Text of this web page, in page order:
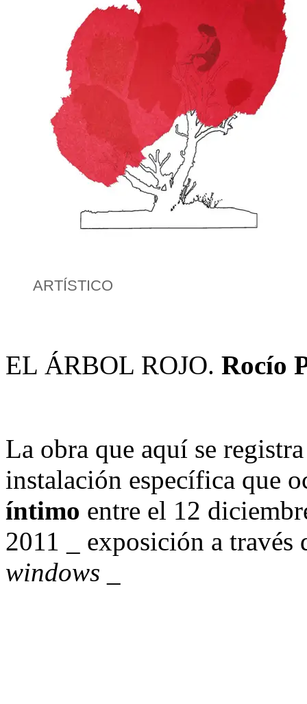
ARTÍSTICO
EL ÁRBOL ROJO. Rocío
La obra que aquí se
instalación específica que
íntimo entre el 12
2011 _ exposición a través
windows